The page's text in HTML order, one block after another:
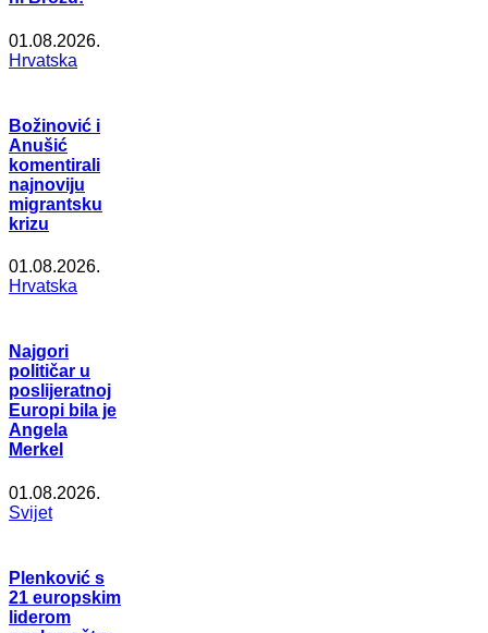
01.08.2026.
Hrvatska
Božinović i
Anušić
komentirali
najnoviju
migrantsku
krizu
01.08.2026.
Hrvatska
Najgori
političar u
poslijeratnoj
Europi bila je
Angela
Merkel
01.08.2026.
Svijet
Plenković s
21 europskim
liderom